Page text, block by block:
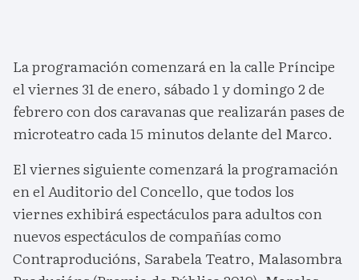
La programación comenzará en la calle Príncipe
el viernes 31 de enero, sábado 1 y domingo 2 de
febrero con dos caravanas que realizarán pases de
microteatro cada 15 minutos delante del Marco.
El viernes siguiente comenzará la programación
en el Auditorio del Concello, que todos los
viernes exhibirá espectáculos para adultos con
nuevos espectáculos de compañías como
Contraproducións, Sarabela Teatro, Malasombra